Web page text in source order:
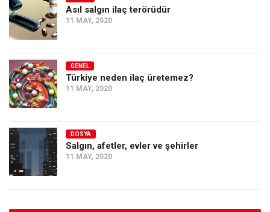
Asıl salgın ilaç terörüdür
11 MAY, 2020
GENEL
Türkiye neden ilaç üretemez?
11 MAY, 2020
DOSYA
Salgın, afetler, evler ve şehirler
11 MAY, 2020